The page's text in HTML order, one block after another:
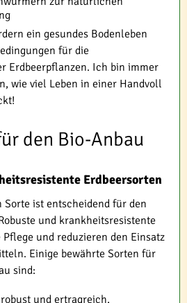
ein gesundes Bodenleben
für die
Erdbeerpflanzen. Ich bin immer
wie viel Leben in einer Handvoll
den Bio-Anbau
Erdbeersorten
Sorte ist entscheidend für den
und krankheitsresistente
und reduzieren den Einsatz
Einige bewährte Sorten für
sind:
und ertragreich,